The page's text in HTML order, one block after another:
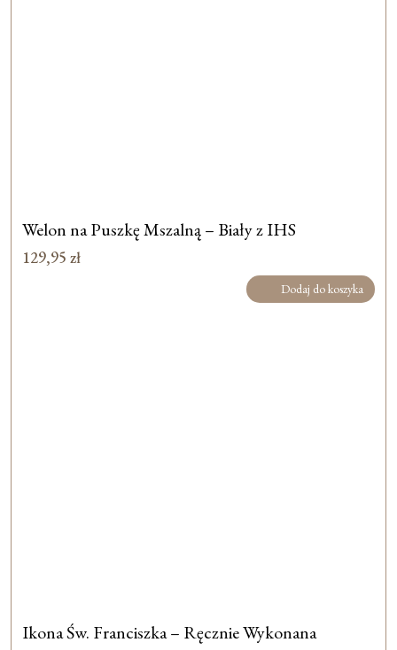
Welon na Puszkę Mszalną – Biały z IHS
129,95 zł
Dodaj do koszyka
Ikona Św. Franciszka – Ręcznie Wykonana